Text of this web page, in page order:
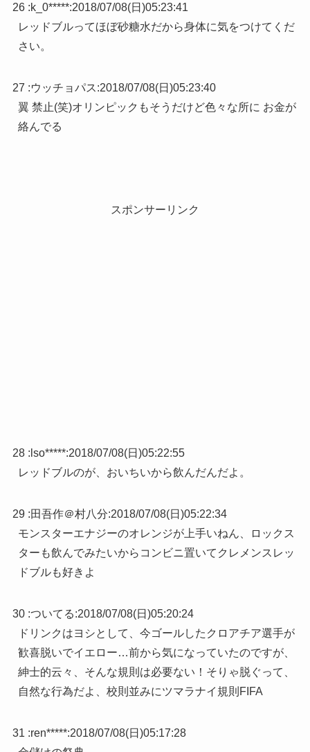
26 :k_0*****:2018/07/08(日)05:23:41
レッドブルってほぼ砂糖水だから身体に気をつけてくだ
さい。
27 :ウッチョパス:2018/07/08(日)05:23:40
翼 禁止(笑)オリンピックもそうだけど色々な所に お金が
絡んでる
スポンサーリンク
28 : lso*****:2018/07/08(日)05:22:55
レッドブルのが、おいちいから飲んだんだよ。
29 :田吾作＠村八分:2018/07/08(日)05:22:34
モンスターエナジーのオレンジが上手いねん、ロックス
ターも飲んでみたいからコンビニ置いてクレメンスレッ
ドブルも好きよ
30 :ついてる:2018/07/08(日)05:20:24
ドリンクはヨシとして、今ゴールしたクロアチア選手が
歓喜脱いでイエロー…前から気になっていたのですが、
紳士的云々、そんな規則は必要ない！そりゃ脱ぐって、
自然な行為だよ、校則並みにツマラナイ規則FIFA
31 :ren*****:2018/07/08(日)05:17:28